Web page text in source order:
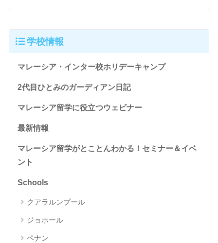
学校情報
マレーシア・インター校ホリデーキャンプ
2代目ひとみのガーディアン日記
マレーシア留学に役立つウェビナー
最新情報
マレーシア留学がとことんわかる！セミナー＆イベ
ント
Schools
クアラルンプール
ジョホール
ペナン